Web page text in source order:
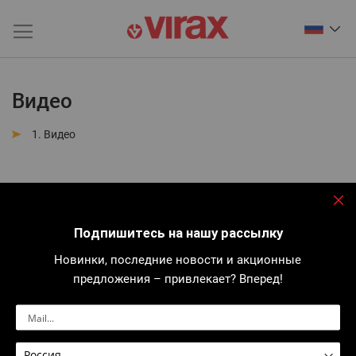
Видео
Видео
Подпишитесь на нашу рассылку
Новинки, последние новости и акционные
предложения – привлекает? Вперед!